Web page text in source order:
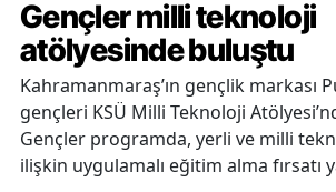
Gençler milli teknoloji
atölyesinde buluştu
Kahramanmaraş’ın gençlik markası
gençleri KSÜ Milli Teknoloji
Gençler programda, yerli ve milli
ilişkin uygulamalı eğitim alma fırsatı